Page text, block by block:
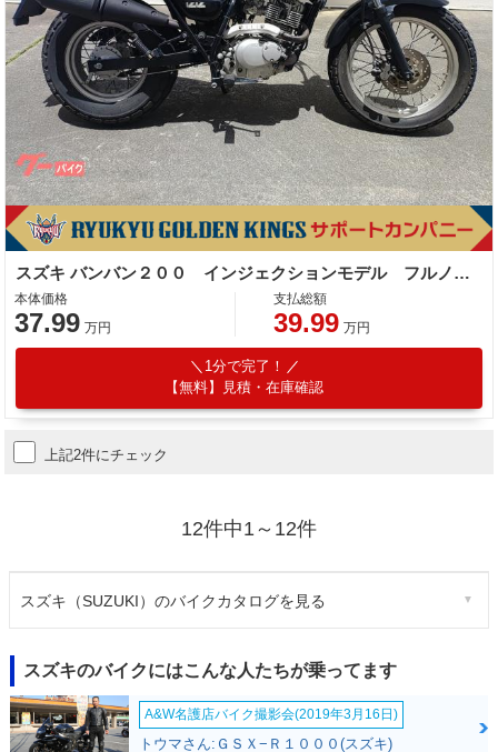
スズキ バンバン２００ インジェクションモデル フルノーマル
本体価格
37.99 万円
支払総額
39.99 万円
1分で完了！
【無料】見積・在庫確認
上記2件にチェック
12件中1～12件
スズキ（SUZUKI）のバイクカタログを見る
スズキのバイクにはこんな人たちが乗ってます
A&W名護店バイク撮影会(2019年3月16日)
トウマさん:ＧＳＸ−Ｒ１０００(スズキ)